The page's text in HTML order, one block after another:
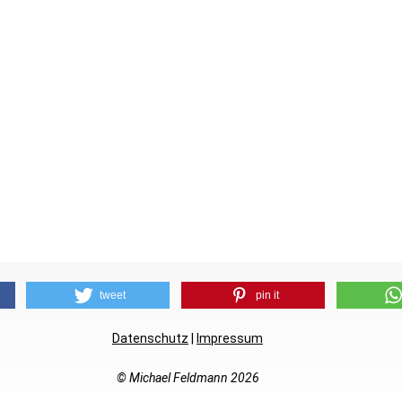
tweet pin it
Datenschutz Impressum
© Michael Feldmann 2026